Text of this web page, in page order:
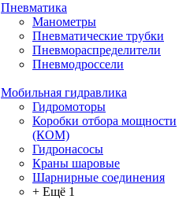
Пневматика
Манометры
Пневматические трубки
Пневмораспределители
Пневмодроссели
Мобильная гидравлика
Гидромоторы
Коробки отбора мощности
(КОМ)
Гидронасосы
Краны шаровые
Шарнирные соединения
+ Ещё 1